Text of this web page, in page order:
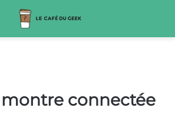
montre connectée